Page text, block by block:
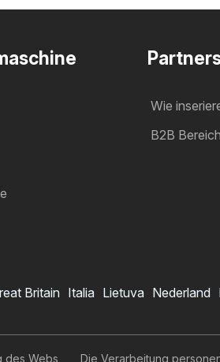
Wie
B2B Bereich
Britain Italia Lietuva Nederland
des Webs Die Verarbeitung